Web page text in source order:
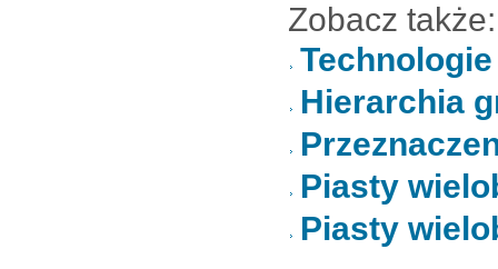
Zobacz także:
Hierarchia
Piasty
Piasty